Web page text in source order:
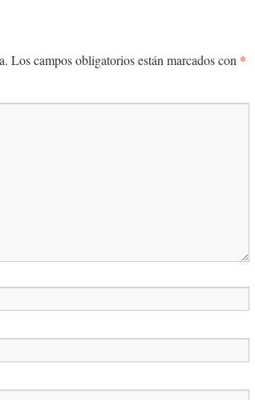
Los campos obligatorios están marcados con *